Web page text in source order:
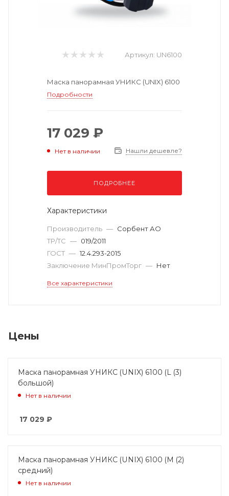
Артикул: UN6100
Маска панорамная УНИКС (UNIX) 6100
Подробности
17 029 ₽
Нет в наличии Нашли дешевле?
ПОДРОБНЕЕ
Характеристики
Производитель — Сорбент АО
ТР/ТС — 019/2011
ГОСТ — 12.4.293-2015
Заключение МинПромТорг — Нет
Все характеристики
Цены
Маска панорамная УНИКС (UNIX) 6100 (L (3)
большой)
Нет в наличии
17 029 ₽
Маска панорамная УНИКС (UNIX) 6100 (M (2)
средний)
Нет в наличии